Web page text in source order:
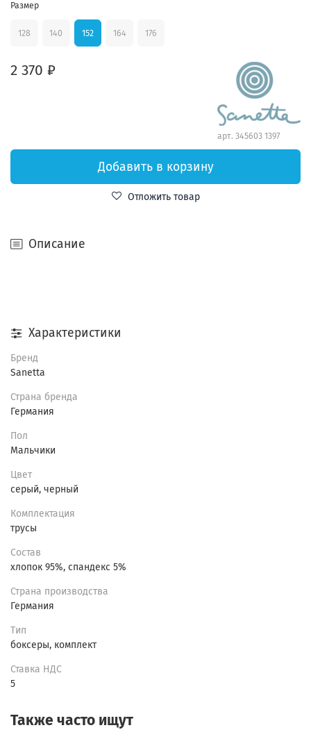
2 370 ₽
арт. 345603 1397
Размер
128 140 152 164 176
Добавить в корзину
Отложить товар
Описание
Характеристики
Бренд
Sanetta
Страна бренда
Германия
Пол
Мальчики
Цвет
серый, черный
Комплектация
трусы
Состав
хлопок 95%, спандекс 5%
Страна производства
Германия
Тип
боксеры, комплект
Ставка НДС
5
Также часто ищут